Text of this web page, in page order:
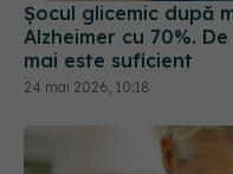
Șocul glicemic după
Alzheimer cu 70%.
mai este suficient
24 mai 2026, 10:18